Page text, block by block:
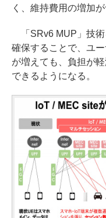
く、維持費用の増加
「SRv6 MUP」技術
確保することで、ユ
が増えても、負担が
できるようになる。